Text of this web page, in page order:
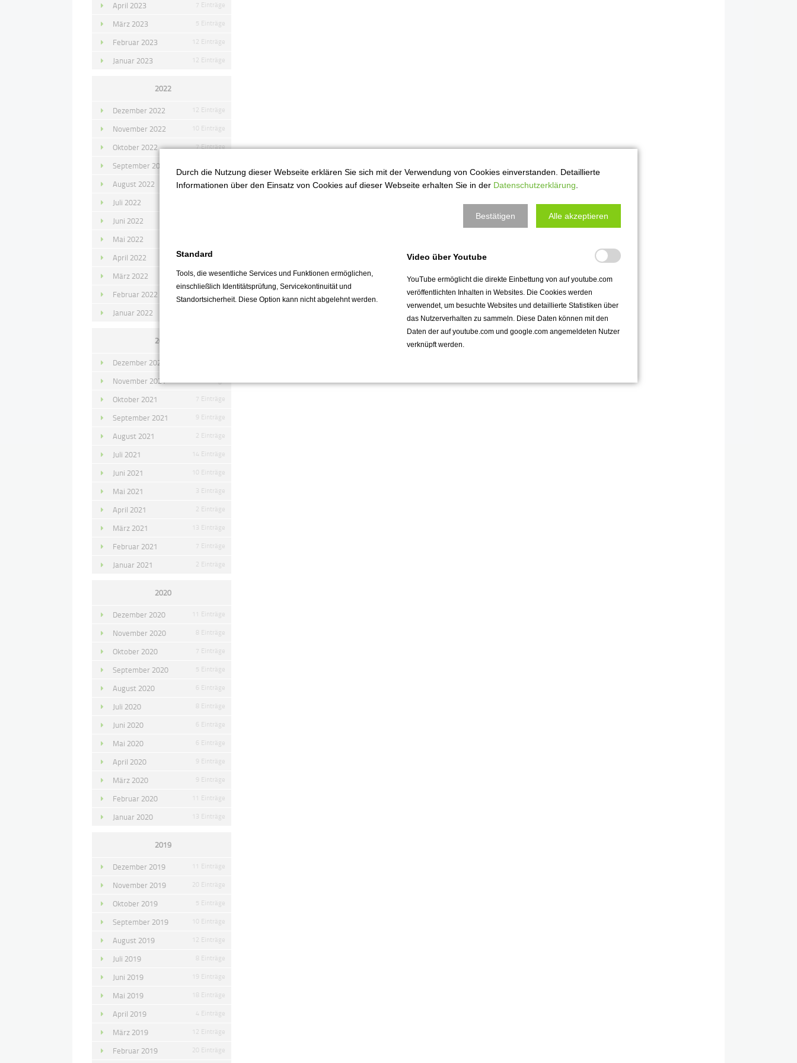
April 2023 7 Einträge
März 2023 5 Einträge
Februar 2023 12 Einträge
Januar 2023 12 Einträge
2022
Dezember 2022 12 Einträge
November 2022 10 Einträge
Oktober 2022 7 Einträge
September 2022
August 2022 4 Einträge
Juli 2022
Juni 2022
Mai 2022
April 2022 8 Einträge
März 2022 15 Einträge
Februar 2022
Januar 2022
2021
Dezember 2021
November 2021
Oktober 2021 7 Einträge
September 2021 9 Einträge
August 2021 2 Einträge
Juli 2021 14 Einträge
Juni 2021 10 Einträge
Mai 2021 3 Einträge
April 2021 2 Einträge
März 2021 13 Einträge
Februar 2021 7 Einträge
Januar 2021 2 Einträge
2020
Dezember 2020 11 Einträge
November 2020 8 Einträge
Oktober 2020 7 Einträge
September 2020 5 Einträge
August 2020 6 Einträge
Juli 2020 8 Einträge
Juni 2020 6 Einträge
Mai 2020 6 Einträge
April 2020 9 Einträge
März 2020 9 Einträge
Februar 2020 11 Einträge
Januar 2020 13 Einträge
2019
Dezember 2019 11 Einträge
November 2019 20 Einträge
Oktober 2019 5 Einträge
September 2019 10 Einträge
August 2019 12 Einträge
Juli 2019 8 Einträge
Juni 2019 19 Einträge
Mai 2019 18 Einträge
April 2019 4 Einträge
März 2019 12 Einträge
Februar 2019 20 Einträge
Durch die Nutzung dieser Webseite erklären Sie sich mit der Verwendung von Cookies einverstanden. Detaillierte
Informationen über den Einsatz von Cookies auf dieser Webseite erhalten Sie in der Datenschutzerklärung
Bestätigen Alle akzeptieren
Standard
Tools, die wesentliche Services und Funktionen ermöglichen,
einschließlich Identitätsprüfung, Servicekontinuität und
Standortsicherheit. Diese Option kann nicht abgelehnt werden.
Video über Youtube
YouTube ermöglicht die direkte Einbettung von auf youtube.com
veröffentlichten Inhalten in Websites. Die Cookies werden
verwendet, um besuchte Websites und detaillierte Statistiken über
das Nutzerverhalten zu sammeln. Diese Daten können mit den
Daten der auf youtube.com und google.com angemeldeten Nutzer
verknüpft werden.